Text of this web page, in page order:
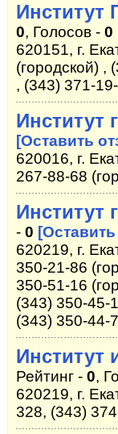
Институт
0, Голосов - 0
620151, г.
(городской) ,
, (343) 371-
Институт
[Оставить
620016, г.
267-88-68
Институт
- 0
620219, г.
350-21-86
350-51-16
(343) 350-45-
(343) 350-44-
Рейтинг - 0,
620219, г.
328, (343)